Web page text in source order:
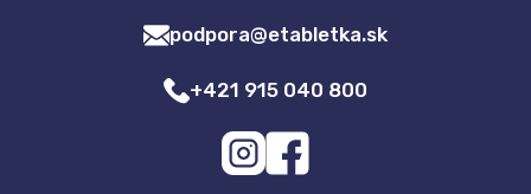
podpora@etabletka.sk
+421 915 040 800